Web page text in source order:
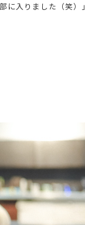
に入りました（笑）」